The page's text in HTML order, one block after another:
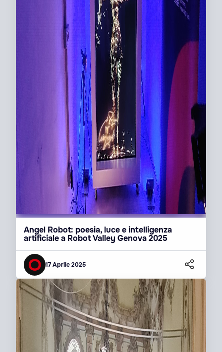
Angel Robot: poesia, luce e intelligenza
artificiale a Robot Valley Genova 2025
17 Aprile 2025